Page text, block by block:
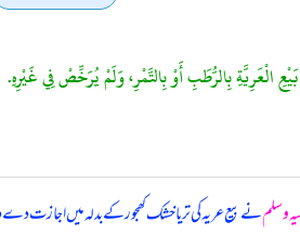
الْعَرِيَّةِ بِالرُّطَبِ أَوْ بِالتَّمْرِ، وَلَمْ يُرَخِّصْ فِي غَيْرِهِ.
وسلمنے بیع عریہ کی تر یا خشک کھجور کے بدلہ میں